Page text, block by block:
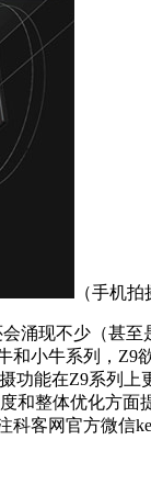
（手机
现不少（甚
小牛系列，
功能在Z9系列
整体优化方
客网官方微信